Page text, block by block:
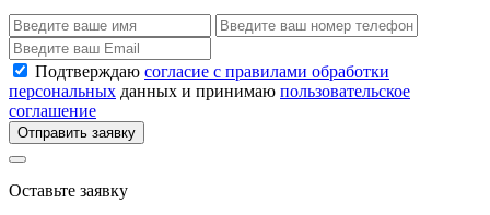
Подтверждаю согласие с правилами обработки
персональных данных и принимаю пользовательское
соглашение
Отправить заявку
Оставьте заявку